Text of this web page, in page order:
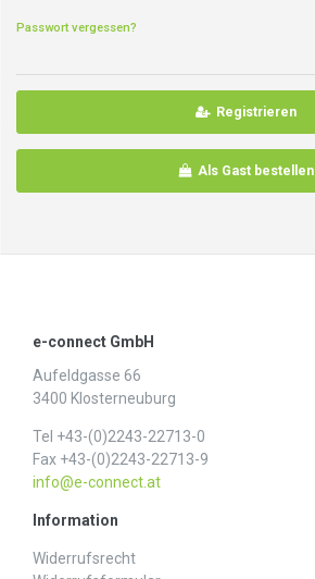
Passwort vergessen?
Registrieren
Als Gast bestellen
e-connect GmbH
Aufeldgasse 66
3400 Klosterneuburg
Tel +43-(0)2243-22713-0
Fax +43-(0)2243-22713-9
info@e-connect.at
Information
Widerrufs­recht